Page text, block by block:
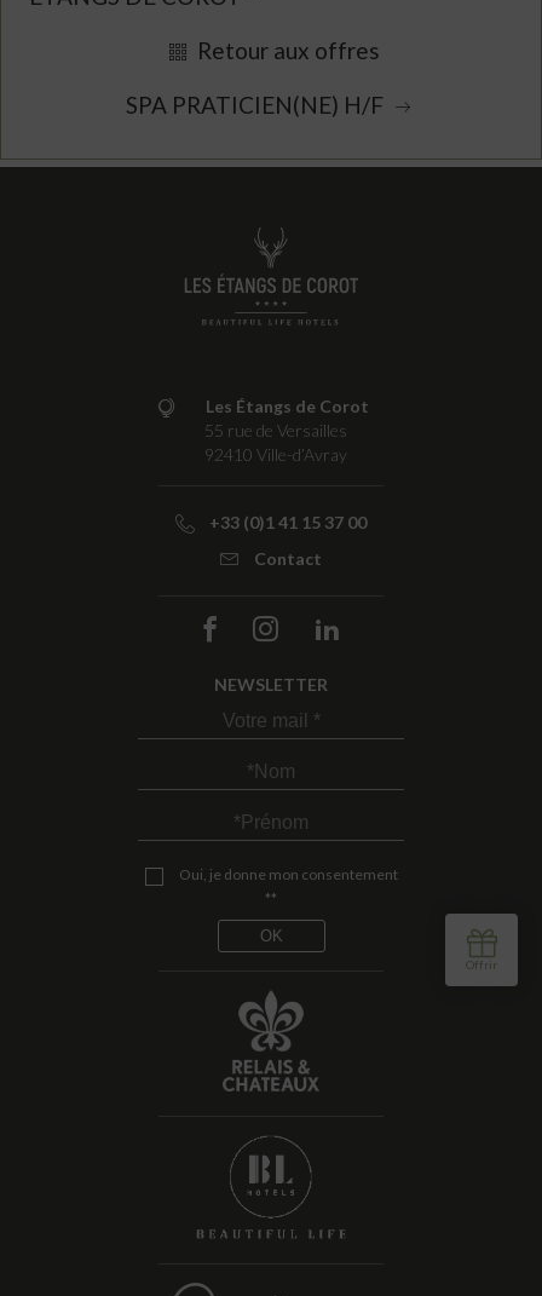
SPA PRATICIEN(NE) H/F
Retour aux offres
Les Étangs de Corot
55 rue de Versailles
92410 Ville-d’Avray
+33 (0)1 41 15 37 00
Contact
NEWSLETTER
Oui, je donne mon consentement
**